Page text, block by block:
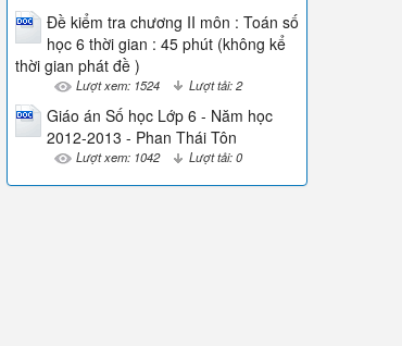
Đề kiểm tra chương II môn : Toán số
học 6 thời gian : 45 phút (không kể
thời gian phát đề )
Lượt xem: 1524 Lượt tải: 2
Giáo án Số học Lớp 6 - Năm học
2012-2013 - Phan Thái Tôn
Lượt xem: 1042 Lượt tải: 0